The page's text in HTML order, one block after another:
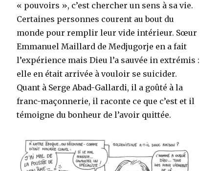
« pouvoirs », c’est chercher un sens à sa vie.
Certaines personnes courent au bout du
monde pour remplir leur vide intérieur. Sœur
Emmanuel Maillard de Medjugorje en a fait
l’expérience mais Dieu l’a sauvée in extrémis :
elle en était arrivée à vouloir se suicider.
Quant à Serge Abad-Gallardi, il a goûté à la
franc-maçonnerie, il raconte ce que c’est et il
témoigne du bonheur de l’avoir quittée.